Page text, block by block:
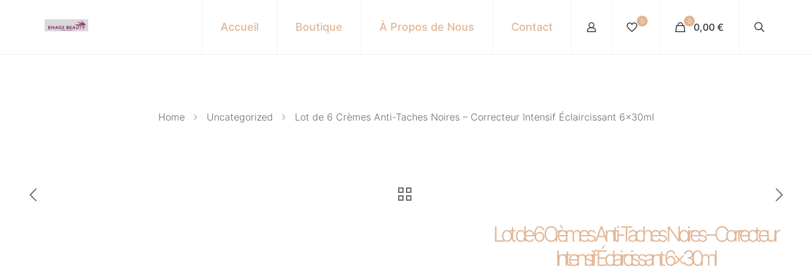
Accueil Boutique À Propos de Nous Contact 0 0 0,00 €
Home Uncategorized Lot de 6 Crèmes Anti-Taches Noires – Correcteur Intensif Éclaircissant 6×30ml
Lot de 6 Crèmes Anti-Taches Noires – Correcteur
Intensif Éclaircissant 6×30ml